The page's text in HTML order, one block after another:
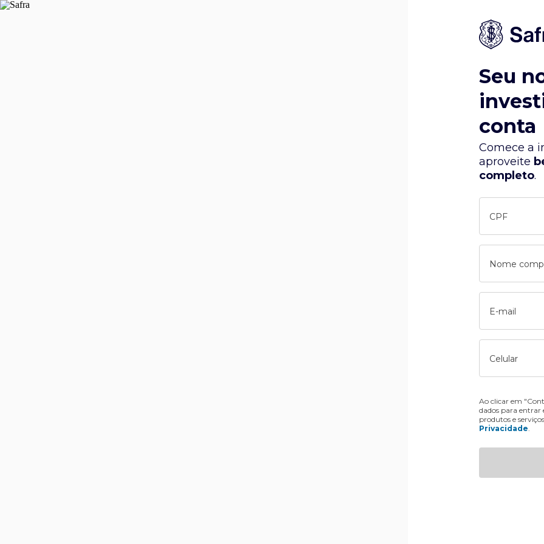
Seu
conta
Comece a
aproveite
completo.
CPF
Nome
E-mail
Celular
Ao clicar em
dados para
produtos e
Privacidade